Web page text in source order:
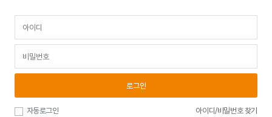
로그인
자동로그인 아이디/비밀번호 찾기